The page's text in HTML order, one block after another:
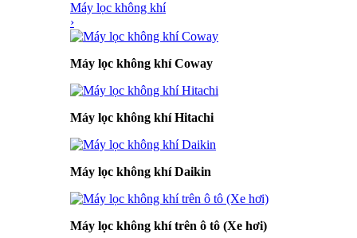
Máy lọc không khí
›
Máy lọc không khí Coway
Máy lọc không khí Hitachi
Máy lọc không khí Daikin
Máy lọc không khí trên ô tô (Xe hơi)